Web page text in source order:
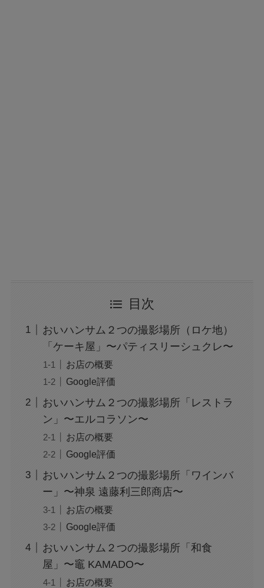
目次
おいハンサム２つの撮影場所（ロケ地）
「ケーキ屋」〜パティスリーシュクレ〜
お店の概要
Google評価
おいハンサム２つの撮影場所「レストラ
ン」〜エルコラソン〜
お店の概要
Google評価
おいハンサム２つの撮影場所「ワインバ
ー」〜神泉 遠藤利三郎商店〜
お店の概要
Google評価
おいハンサム２つの撮影場所「和食
屋」〜竈 KAMADO〜
お店の概要